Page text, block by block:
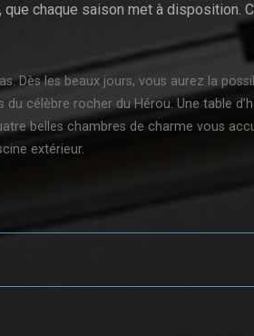
chaque saison met à disposition.
Dès les beaux jours, vous aurez la
célèbre rocher du Hérou. Une table
belles chambres de charme vous
extérieur.